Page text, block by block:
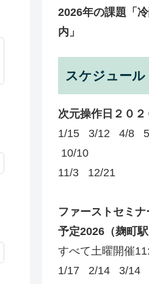
2026年の課題 「
内」
スケジュール
次元操作日２０２
1/15 3/12 4/8
10/10
11/3 12/21
ファーストセミナ
予定2026 （麹町駅
すべて土曜開催
1/17 2/14 3/14